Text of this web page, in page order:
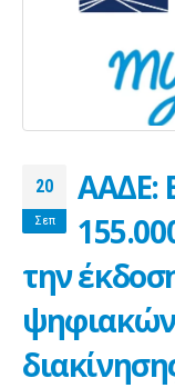
20
Σεπ
ΑΑΔΕ:
την